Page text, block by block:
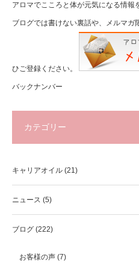
アロマでこころと体が元気になる情報
ブログでは書けない裏話や、メルマガ
ひご登録ください。
バックナンバー
カテゴリー
キャリアオイル (21)
ニュース (5)
ブログ (222)
お客様の声 (7)